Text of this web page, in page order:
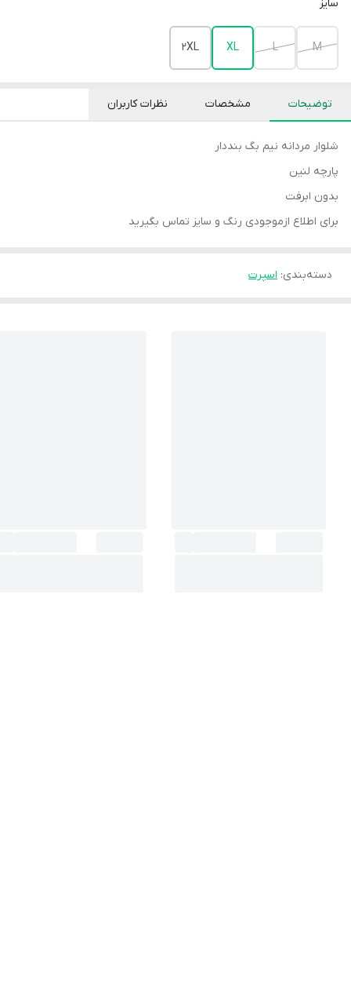
سایز
M
L
XL
2XL
توضیحات مشخصات نظرات کاربران
شلوار مردانه نیم بگ بنددار
پارچه لنین
بدون ابرفت
برای اطلاع ازموجودی رنگ و سایز تماس بگیرید
دسته‌بندی: اسپرت